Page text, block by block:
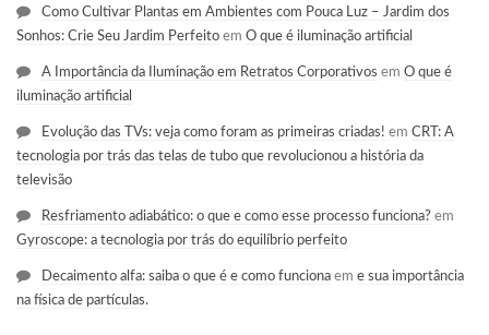
Como Cultivar Plantas em Ambientes com Pouca Luz – Jardim dos
Sonhos: Crie Seu Jardim Perfeito em O que é iluminação artificial
A Importância da Iluminação em Retratos Corporativos em O que é
iluminação artificial
Evolução das TVs: veja como foram as primeiras criadas! em CRT: A
tecnologia por trás das telas de tubo que revolucionou a história da
televisão
Resfriamento adiabático: o que e como esse processo funciona? em
Gyroscope: a tecnologia por trás do equilíbrio perfeito
Decaimento alfa: saiba o que é e como funciona em e sua importância
na física de partículas.